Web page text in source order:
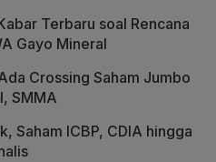
Terbaru soal Rencana
Gayo Mineral
Crossing Saham Jumbo
SMMA
Saham ICBP, CDIA hingga